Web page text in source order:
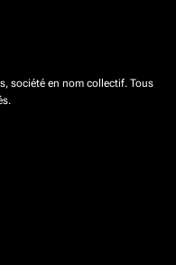
société en nom collectif. Tous